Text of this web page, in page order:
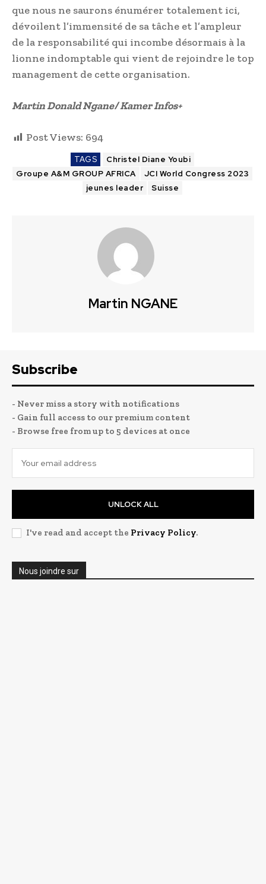
que nous ne saurons énumérer totalement ici,
dévoilent l’immensité de sa tâche et l’ampleur
de la responsabilité qui incombe désormais à la
lionne indomptable qui vient de rejoindre le top
management de cette organisation.
Martin Donald Ngane/ Kamer Infos+
Post Views: 694
TAGS
Christel Diane Youbi
Groupe A&M GROUP AFRICA
JCI World Congress 2023
jeunes leader
Suisse
Martin NGANE
Subscribe
- Never miss a story with notifications
- Gain full access to our premium content
- Browse free from up to 5 devices at once
UNLOCK ALL
I've read and accept the Privacy Policy.
Nous joindre sur